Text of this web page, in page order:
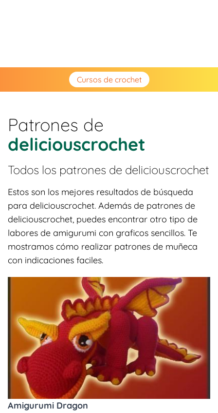
Cursos de crochet
Patrones de
deliciouscrochet
Todos los patrones de deliciouscrochet
Estos son los mejores resultados de búsqueda
para deliciouscrochet. Además de patrones de
deliciouscrochet, puedes encontrar otro tipo de
labores de amigurumi con graficos sencillos. Te
mostramos cómo realizar patrones de muñeca
con indicaciones faciles.
Amigurumi Dragon